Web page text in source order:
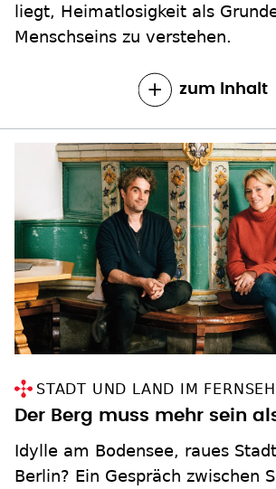
liegt, Heimatlosigkeit als
Menschseins zu verstehen.
zum Inhalt
STADT UND LAND IM
Der Berg muss mehr sein
Idylle am Bodensee, raues
Berlin? Ein Gespräch zwischen